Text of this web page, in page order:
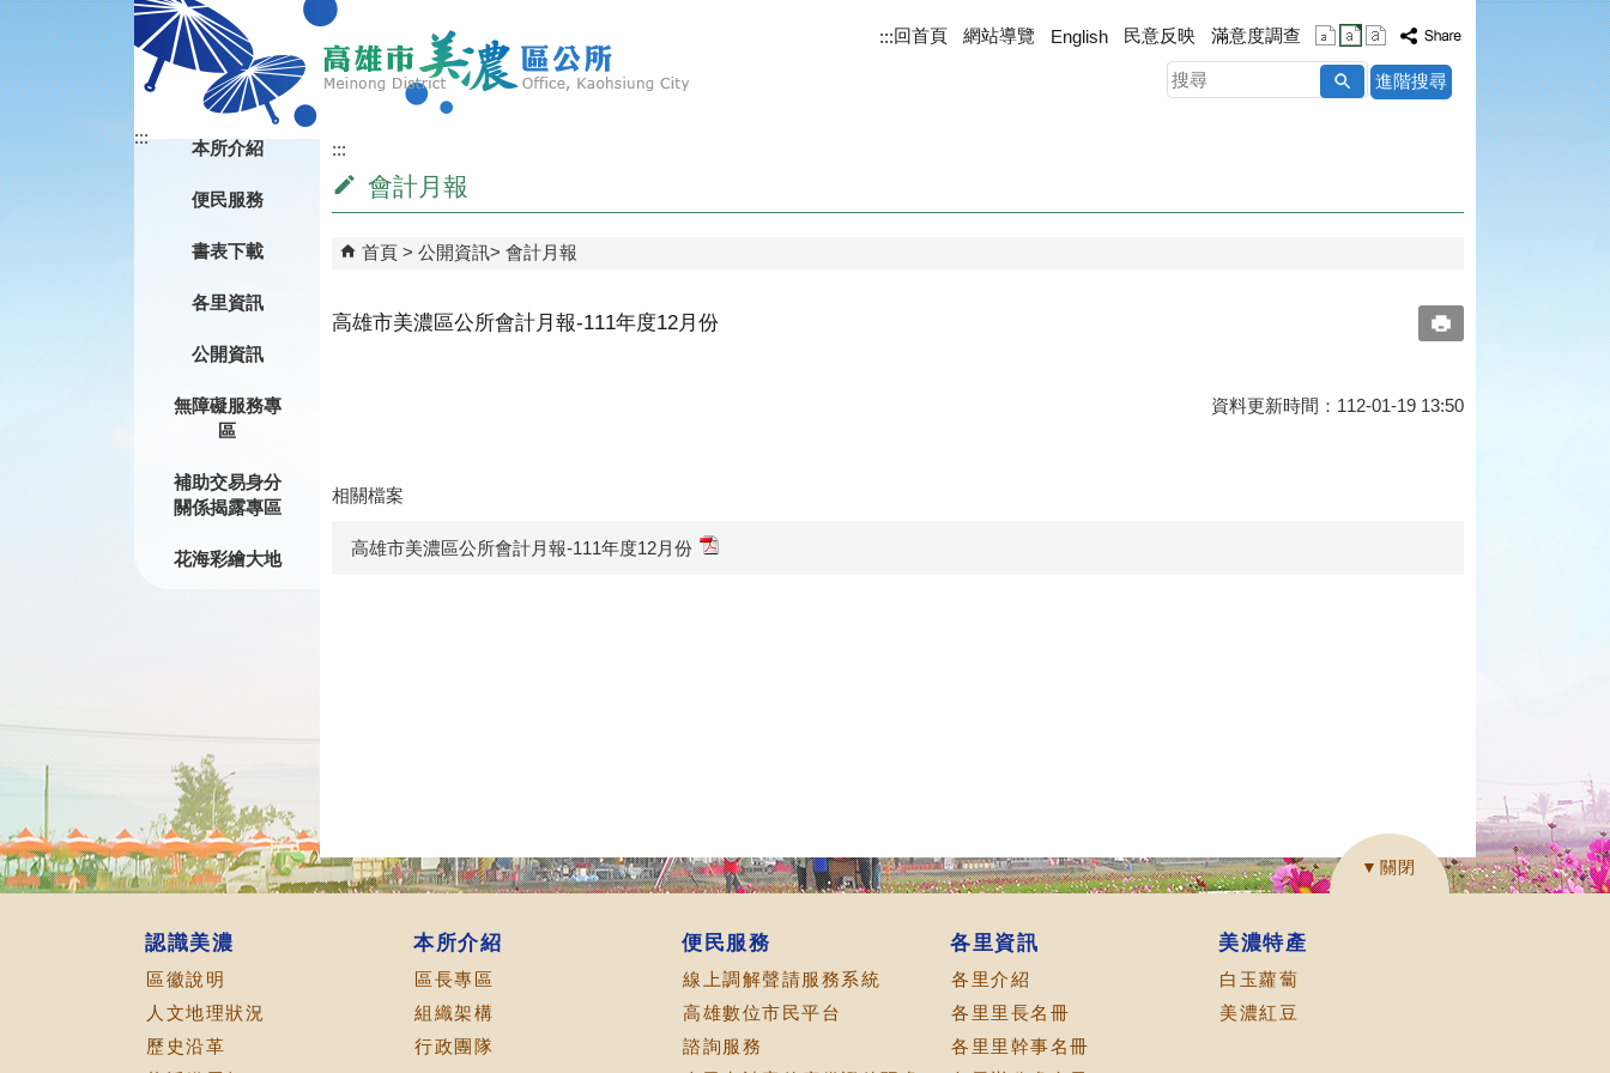
跳到主要內容區塊
:::回首頁 網站導覽 English 民意反映 滿意度調查
搜
尋
進階搜尋
:::
本所介紹
便民服務
書表下載
各里資訊
公開資訊
無障礙服務專
區
補助交易身分
關係揭露專區
花海彩繪大地
:::
會計月報
首頁 公開資訊 會計月報
高雄市美濃區公所會計月報-111年度12月份
資料更新時間：112-01-19 13:50
相關檔案
高雄市美濃區公所會計月報-111年度12月份
▼關閉
認識美濃
區徽說明
人文地理狀況
歷史沿革
本所介紹
區長專區
組織架構
行政團隊
便民服務
線上調解聲請服務系統
高雄數位市民平台
諮詢服務
各里資訊
各里介紹
各里里長名冊
各里里幹事名冊
美濃特產
白玉蘿蔔
美濃紅豆